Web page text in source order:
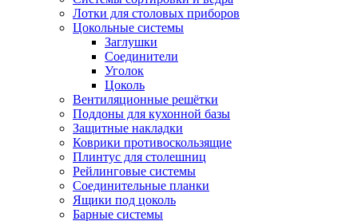
Лотки для столовых приборов
Цокольные системы
Заглушки
Соединители
Уголок
Цоколь
Вентиляционные решётки
Поддоны для кухонной базы
Защитные накладки
Коврики противоскользящие
Плинтус для столешниц
Рейлинговые системы
Соединительные планки
Ящики под цоколь
Барные системы